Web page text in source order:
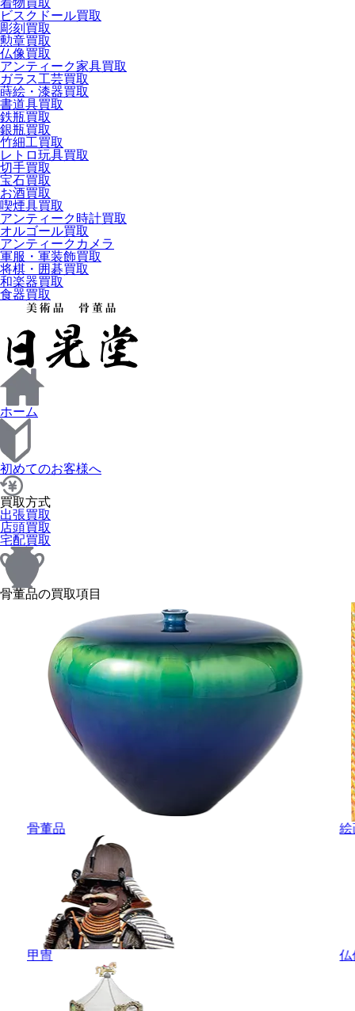
着物買取
ビスクドール買取
彫刻買取
勲章買取
仏像買取
アンティーク家具買取
ガラス工芸買取
蒔絵・漆器買取
書道具買取
鉄瓶買取
銀瓶買取
竹細工買取
レトロ玩具買取
切手買取
宝石買取
お酒買取
喫煙具買取
アンティーク時計買取
オルゴール買取
アンティークカメラ
軍服・軍装飾買取
将棋・囲碁買取
和楽器買取
食器買取
ホーム
初めてのお客様へ
買取方式
出張買取
店頭買取
宅配買取
骨董品の買取項目
骨董品
甲冑
絵
仏